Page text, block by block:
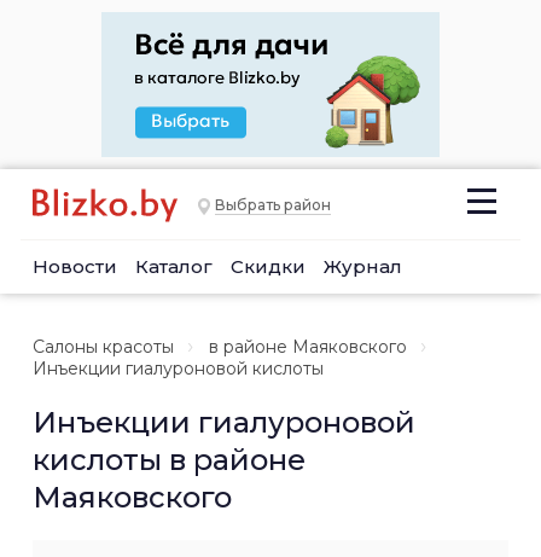
Выбрать район
Новости Каталог Скидки Журнал
Салоны красоты
в районе Маяковского
Инъекции гиалуроновой кислоты
Инъекции гиалуроновой
кислоты в районе
Маяковского